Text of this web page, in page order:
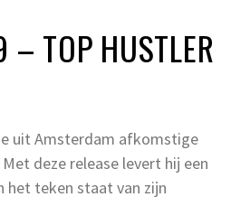
– TOP HUSTLER
uit Amsterdam afkomstige
deze release levert hij een
teken staat van zijn